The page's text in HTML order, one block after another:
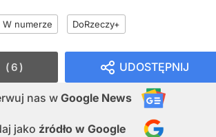
W numerze DoRzeczy+
UDOSTĘPNIJ
nas w Google News
jako źródło w Google
6